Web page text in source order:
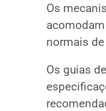
Os
normais
Os guias